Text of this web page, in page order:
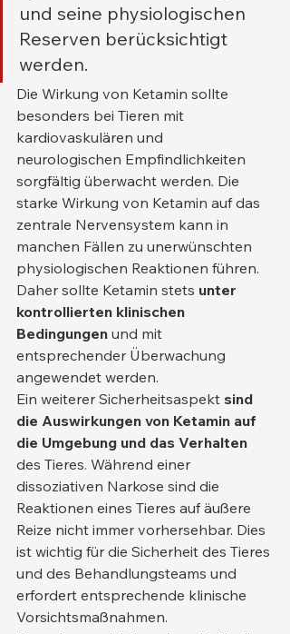
und seine physiologischen
Reserven berücksichtigt
werden.
Die Wirkung von Ketamin sollte
besonders bei Tieren mit
kardiovaskulären und
neurologischen Empfindlichkeiten
sorgfältig überwacht werden. Die
starke Wirkung von Ketamin auf das
zentrale Nervensystem kann in
manchen Fällen zu unerwünschten
physiologischen Reaktionen führen.
Daher sollte Ketamin stets unter
kontrollierten klinischen
Bedingungen und mit
entsprechender Überwachung
angewendet werden.
Ein weiterer Sicherheitsaspekt sind
die Auswirkungen von Ketamin auf
die Umgebung und das Verhalten
des Tieres. Während einer
dissoziativen Narkose sind die
Reaktionen eines Tieres auf äußere
Reize nicht immer vorhersehbar. Dies
ist wichtig für die Sicherheit des Tieres
und des Behandlungsteams und
erfordert entsprechende klinische
Vorsichtsmaßnahmen.